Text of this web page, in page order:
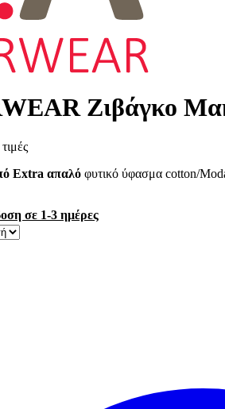
Ζιβάγκο
Extra απαλό φυτικό ύφασμα cotton/
σε 1-3 ημέρες